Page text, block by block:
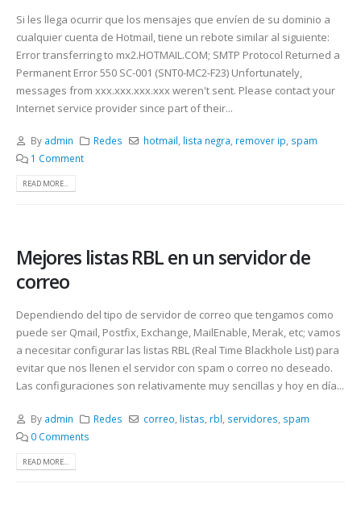
Si les llega ocurrir que los mensajes que envíen de su dominio a
cualquier cuenta de Hotmail, tiene un rebote similar al siguiente:
Error transferring to mx2.HOTMAIL.COM; SMTP Protocol Returned a
Permanent Error 550 SC-001 (SNT0-MC2-F23) Unfortunately,
messages from xxx.xxx.xxx.xxx weren't sent. Please contact your
Internet service provider since part of their...
By admin Redes hotmail, lista negra, remover ip, spam
1 Comment
READ MORE...
Mejores listas RBL en un servidor de
correo
Dependiendo del tipo de servidor de correo que tengamos como
puede ser Qmail, Postfix, Exchange, MailEnable, Merak, etc; vamos
a necesitar configurar las listas RBL (Real Time Blackhole List) para
evitar que nos llenen el servidor con spam o correo no deseado.
Las configuraciones son relativamente muy sencillas y hoy en día...
By admin Redes correo listas rbl servidores spam
0 Comments
READ MORE...